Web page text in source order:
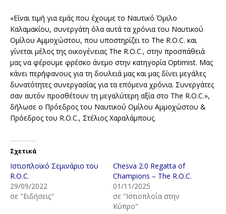
«Είναι τιμή για εμάς που έχουμε το Ναυτικό Όμιλο
Καλαμακίου, συνεργάτη όλα αυτά τα χρόνια του Ναυτικού
Ομίλου Αμμοχώστου, που υποστηρίζει το The R.O.C. και
γίνεται μέλος της οικογένειας The R.O.C., στην προσπάθειά
μας να φέρουμε φρέσκο άνεμο στην κατηγορία Optimist. Μας
κάνει περήφανους για τη δουλειά μας και μας δίνει μεγάλες
δυνατότητες συνεργασίας για τα επόμενα χρόνια. Συνεργάτες
σαν αυτόν προσθέτουν τη μεγαλύτερη αξία στο The R.O.C.»,
δήλωσε ο Πρόεδρος του Ναυτικού Ομίλου Αμμοχώστου &
Πρόεδρος του R.O.C., Στέλιος Χαραλάμπους.
Σχετικά
Ιστιοπλοϊκό Σεμινάριο του
R.O.C.
29/09/2022
σε "Ειδήσεις"
Chesva 2.0 Regatta of
Champions – The R.O.C.
01/11/2025
σε "Ιστιοπλοΐα στην
Κύπρο"